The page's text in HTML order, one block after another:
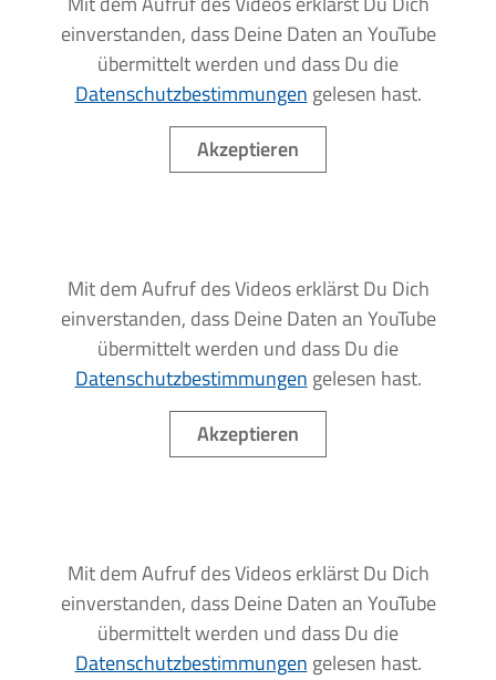
einverstanden, dass Deine Daten an YouTube
übermittelt werden und dass Du die
Datenschutzbestimmungengelesen hast.
Akzeptieren
Mit dem Aufruf des Videos erklärst Du Dich
einverstanden, dass Deine Daten an YouTube
übermittelt werden und dass Du die
Datenschutzbestimmungengelesen hast.
Akzeptieren
Mit dem Aufruf des Videos erklärst Du Dich
einverstanden, dass Deine Daten an YouTube
übermittelt werden und dass Du die
Datenschutzbestimmungengelesen hast.